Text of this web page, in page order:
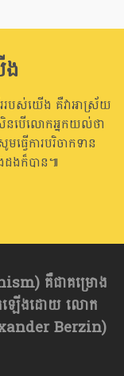
ររបស់យើង គឺវាអាស្រ័យ
នបើលោកអ្នកយល់ថា
ើការបរិចាកទាន
ដងក៏បាន៕
គឺជាគម្រោង
ឡើងដោយ លោក
Berzin)